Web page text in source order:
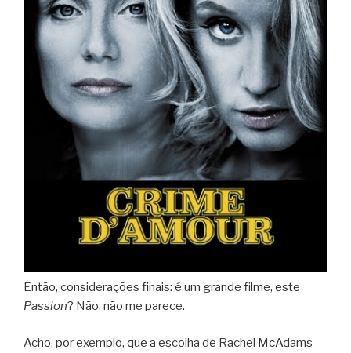
Então, considerações finais: é um grande filme, este
Passion? Não, não me parece.
Acho, por exemplo, que a escolha de Rachel McAdams